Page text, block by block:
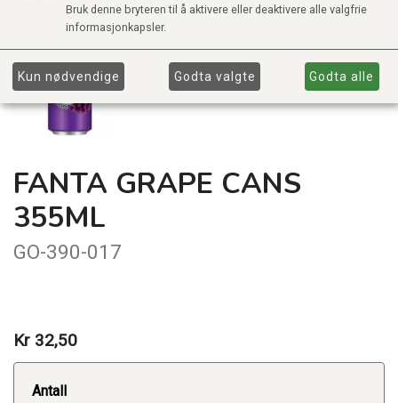
FANTA GRAPE CANS
355ML
GO-390-017
Kr 32,50
Antall
Bruk denne bryteren til å aktivere eller deaktivere alle valgfrie
informasjonkapsler.
Kun nødvendige Godta valgte Godta alle